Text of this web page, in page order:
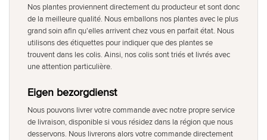
Nos plantes proviennent directement du producteur et sont donc
de la meilleure qualité. Nous emballons nos plantes avec le plus
grand soin afin qu'elles arrivent chez vous en parfait état. Nous
utilisons des étiquettes pour indiquer que des plantes se
trouvent dans les colis. Ainsi, nos colis sont triés et livrés avec
une attention particulière.
Eigen bezorgdienst
Nous pouvons livrer votre commande avec notre propre service
de livraison, disponible si vous résidez dans la région que nous
desservons. Nous livrerons alors votre commande directement